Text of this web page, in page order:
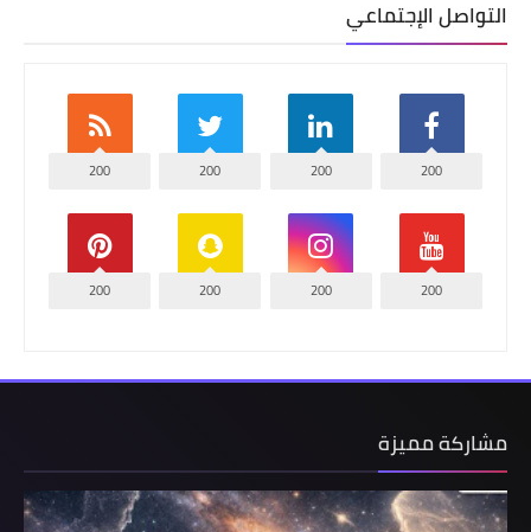
التواصل الإجتماعي
200
200
200
200
200
200
200
200
مشاركة مميزة